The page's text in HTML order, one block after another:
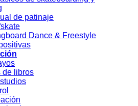
de patinaje
Dance & Freestyle
de libros